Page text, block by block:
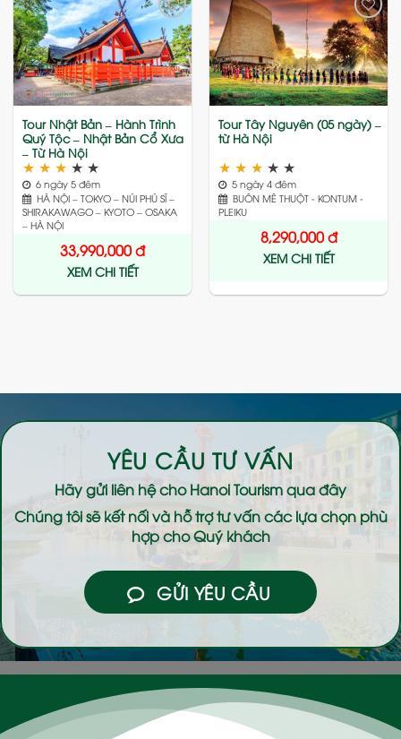
Add
to
wishlist
Tour Nhật Bản – Hành Trình
Quý Tộc – Nhật Bản Cổ Xưa
– Từ Hà Nội
★ ★ ★ ★ ★
6 ngày 5 đêm
HÀ NỘI – TOKYO – NÚI PHÚ SĨ –
SHIRAKAWAGO – KYOTO – OSAKA
– HÀ NỘI
33,990,000đ
XEM CHI TIẾT
Add
to
wishlist
Tour Tây Nguyên (05 ngày) –
từ Hà Nội
★ ★ ★ ★ ★
5 ngày 4 đêm
BUÔN MÊ THUỘT - KONTUM -
PLEIKU
8,290,000đ
XEM CHI TIẾT
YÊU CẦU TƯ VẤN
Hãy gửi liên hệ choHanoi Tourismqua đây
Chúng tôi sẽ kết nối và hỗ trợ tư vấn các lựa chọn phù
hợp cho Quý khách
GỬI YÊU CẦU